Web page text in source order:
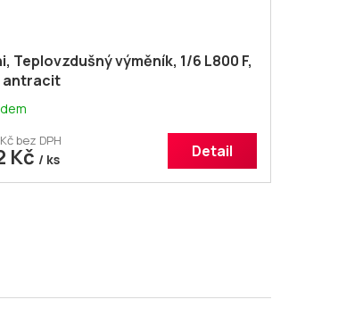
Teplovzdušný výměník, 1/6 L800 F,
antracit
bez DPH
Kč / ks Detail